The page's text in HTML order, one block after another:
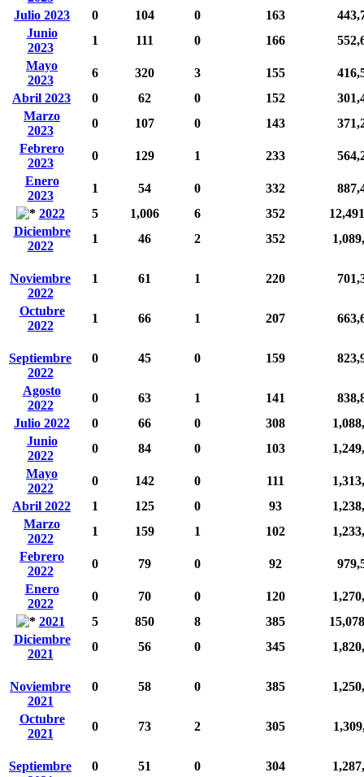
Julio 2023
0 104 0 163
Junio
2023
1 111 0 166
Mayo
2023
6 320 3 155
Abril 2023
0 62 0 152
Marzo
2023
0 107 0 143
Febrero
2023
0 129 1 233
Enero
2023
1 54 0 332
2022
5 1,006 6 352
Diciembre
2022
1 46 2 352
Noviembre
2022
1 61 1 220
Octubre
2022
1 66 1 207
Septiembre
2022
0 45 0 159
Agosto
2022
0 63 1 141
Julio 2022
0 66 0 308
Junio
2022
0 84 0 103
Mayo
2022
0 142 0 111
Abril 2022
1 125 0 93
Marzo
2022
1 159 1 102
Febrero
2022
0 79 0 92
Enero
2022
0 70 0 120
2021
5 850 8 385
Diciembre
2021
0 56 0 345
Noviembre
2021
0 58 0 385
Octubre
2021
0 73 2 305
Septiembre
0 51 0 304